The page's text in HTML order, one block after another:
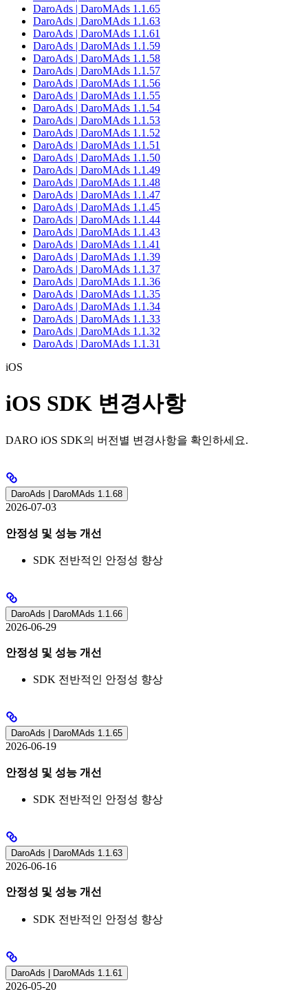
DaroAds | DaroMAds 1.1.65
DaroAds | DaroMAds 1.1.63
DaroAds | DaroMAds 1.1.61
DaroAds | DaroMAds 1.1.59
DaroAds | DaroMAds 1.1.58
DaroAds | DaroMAds 1.1.57
DaroAds | DaroMAds 1.1.56
DaroAds | DaroMAds 1.1.55
DaroAds | DaroMAds 1.1.54
DaroAds | DaroMAds 1.1.53
DaroAds | DaroMAds 1.1.52
DaroAds | DaroMAds 1.1.51
DaroAds | DaroMAds 1.1.50
DaroAds | DaroMAds 1.1.49
DaroAds | DaroMAds 1.1.48
DaroAds | DaroMAds 1.1.47
DaroAds | DaroMAds 1.1.45
DaroAds | DaroMAds 1.1.44
DaroAds | DaroMAds 1.1.43
DaroAds | DaroMAds 1.1.41
DaroAds | DaroMAds 1.1.39
DaroAds | DaroMAds 1.1.37
DaroAds | DaroMAds 1.1.36
DaroAds | DaroMAds 1.1.35
DaroAds | DaroMAds 1.1.34
DaroAds | DaroMAds 1.1.33
DaroAds | DaroMAds 1.1.32
DaroAds | DaroMAds 1.1.31
iOS
iOS SDK 변경사항
DARO iOS SDK의 버전별 변경사항을 확인하세요.
DaroAds | DaroMAds 1.1.68
2026-07-03
안정성 및 성능 개선
SDK 전반적인 안정성 향상
DaroAds | DaroMAds 1.1.66
2026-06-29
안정성 및 성능 개선
SDK 전반적인 안정성 향상
DaroAds | DaroMAds 1.1.65
2026-06-19
안정성 및 성능 개선
SDK 전반적인 안정성 향상
DaroAds | DaroMAds 1.1.63
2026-06-16
안정성 및 성능 개선
SDK 전반적인 안정성 향상
DaroAds | DaroMAds 1.1.61
2026-05-20